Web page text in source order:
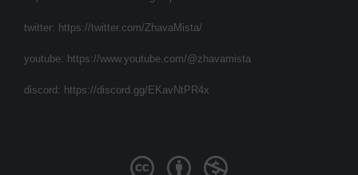
twitter: https://twitter.com/ZhavaMista/
youtube: https://www.youtube.com/@zhavamista
discord: https://discord.gg/EKavNtPR4x